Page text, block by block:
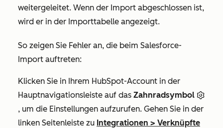
weitergeleitet. Wenn der Import abgeschlossen ist,
wird er in der Importtabelle angezeigt.
So zeigen Sie Fehler an, die beim Salesforce-
Import auftreten:
Klicken Sie in Ihrem HubSpot-Account in der
Hauptnavigationsleiste auf das Zahnradsymbol
, um die Einstellungen aufzurufen. Gehen Sie in der
linken Seitenleiste zu Integrationen > Verknüpfte